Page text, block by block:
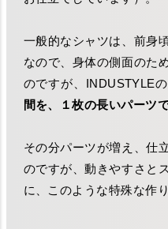
一般的なシャツは、前身
なので、身体の側面のた
のですが、INDUSTYLE
間を、１枚の長いパーツ
その分パーツが増え、仕
のですが、動きやすさと
に、このような特殊な作